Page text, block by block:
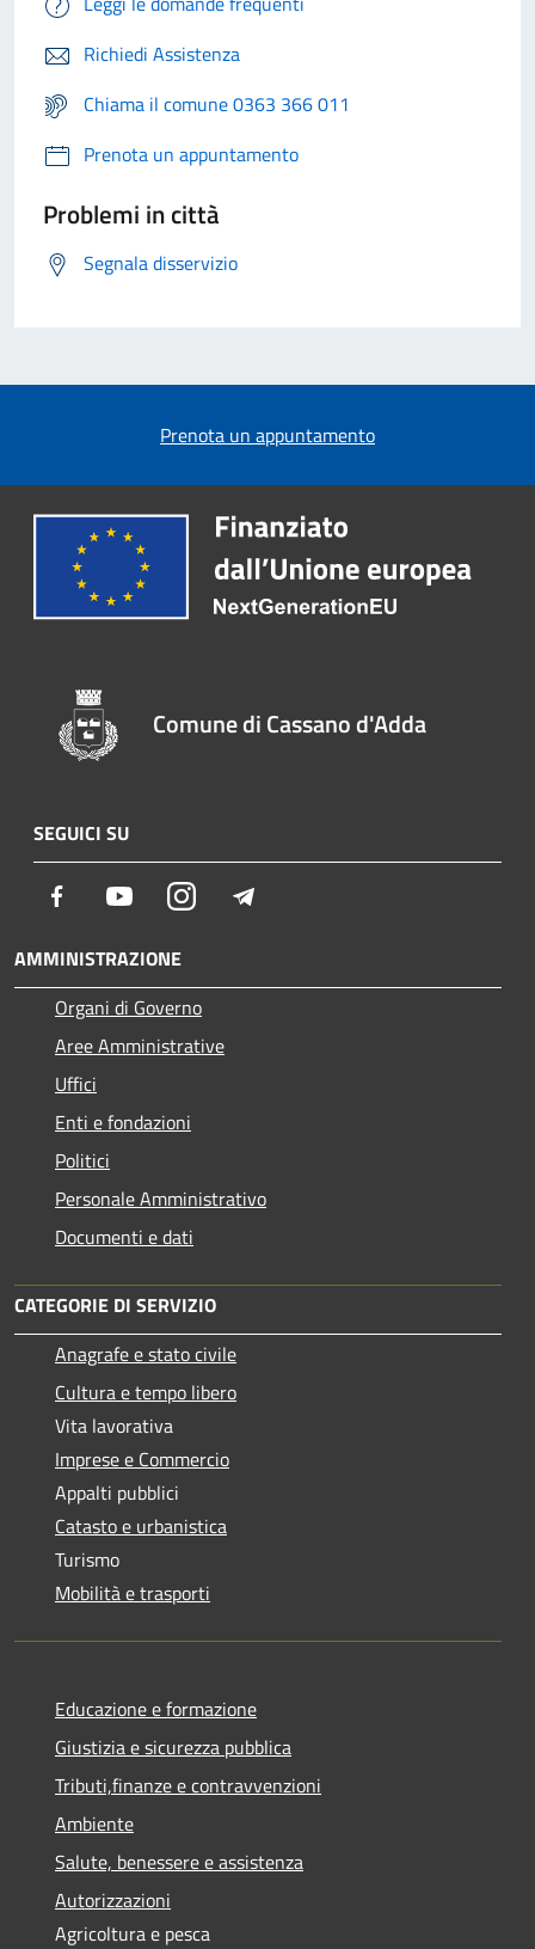
Richiedi Assistenza
Chiama il comune 0363 366 011
Prenota un appuntamento
Problemi in città
Segnala disservizio
Prenota un appuntamento
Comune di Cassano d'Adda
SEGUICI SU
Facebook YoutubeInstagram
AMMINISTRAZIONE
Organi di Governo
Aree Amministrative
Uffici
Enti e fondazioni
Politici
Personale Amministrativo
Documenti e dati
CATEGORIE DI SERVIZIO
Anagrafe e stato civile
Cultura e tempo libero
Vita lavorativa
Imprese e Commercio
Appalti pubblici
Catasto e urbanistica
Turismo
Mobilità e trasporti
Educazione e formazione
Giustizia e sicurezza pubblica
Tributi,finanze e contravvenzioni
Ambiente
Salute, benessere e assistenza
Autorizzazioni
Agricoltura e pesca